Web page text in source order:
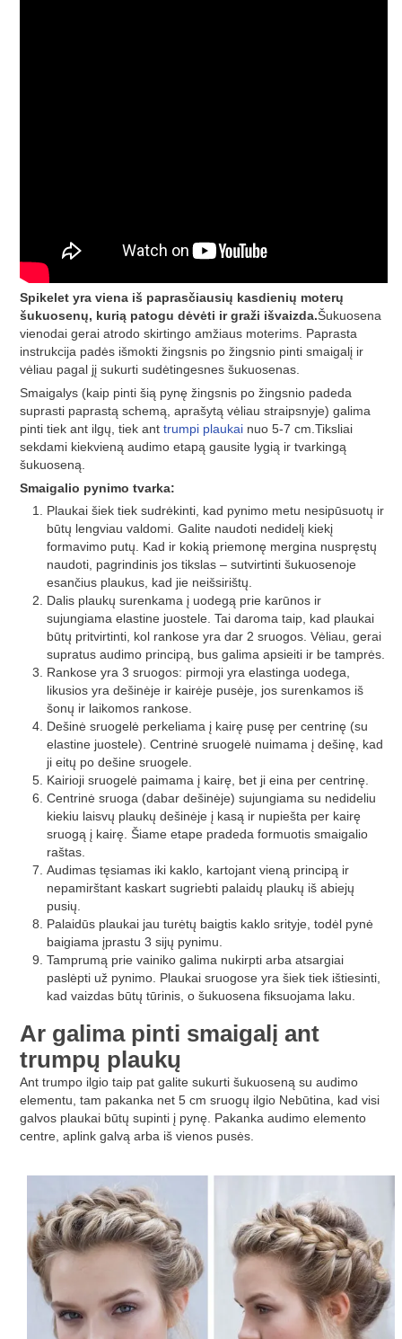
Spikelet yra viena iš paprasčiausių kasdienių moterų
šukuosenų, kurią patogu dėvėti ir graži išvaizda.Šukuosena
vienodai gerai atrodo skirtingo amžiaus moterims. Paprasta
instrukcija padės išmokti žingsnis po žingsnio pinti smaigalį ir
vėliau pagal jį sukurti sudėtingesnes šukuosenas.
Smaigalys (kaip pinti šią pynę žingsnis po žingsnio padeda
suprasti paprastą schemą, aprašytą vėliau straipsnyje) galima
pinti tiek ant ilgų, tiek ant trumpi plaukai nuo 5-7 cm.Tiksliai
sekdami kiekvieną audimo etapą gausite lygią ir tvarkingą
šukuoseną.
Smaigalio pynimo tvarka:
Plaukai šiek tiek sudrėkinti, kad pynimo metu nesipūsuotų ir
būtų lengviau valdomi. Galite naudoti nedidelį kiekį
formavimo putų. Kad ir kokią priemonę mergina nuspręstų
naudoti, pagrindinis jos tikslas – sutvirtinti šukuosenoje
esančius plaukus, kad jie neišsirištų.
Dalis plaukų surenkama į uodegą prie karūnos ir
sujungiama elastine juostele. Tai daroma taip, kad plaukai
būtų pritvirtinti, kol rankose yra dar 2 sruogos. Vėliau, gerai
supratus audimo principą, bus galima apsieiti ir be tamprės.
Rankose yra 3 sruogos: pirmoji yra elastinga uodega,
likusios yra dešinėje ir kairėje pusėje, jos surenkamos iš
šonų ir laikomos rankose.
Dešinė sruogelė perkeliama į kairę pusę per centrinę (su
elastine juostele). Centrinė sruogelė nuimama į dešinę, kad
ji eitų po dešine sruogele.
Kairioji sruogelė paimama į kairę, bet ji eina per centrinę.
Centrinė sruoga (dabar dešinėje) sujungiama su nedideliu
kiekiu laisvų plaukų dešinėje į kasą ir nupiešta per kairę
sruogą į kairę. Šiame etape pradeda formuotis smaigalio
raštas.
Audimas tęsiamas iki kaklo, kartojant vieną principą ir
nepamirštant kaskart sugriebti palaidų plaukų iš abiejų
pusių.
Palaidūs plaukai jau turėtų baigtis kaklo srityje, todėl pynė
baigiama įprastu 3 sijų pynimu.
Tamprumą prie vainiko galima nukirpti arba atsargiai
paslėpti už pynimo. Plaukai sruogose yra šiek tiek ištiesinti,
kad vaizdas būtų tūrinis, o šukuosena fiksuojama laku.
Ar galima pinti smaigalį ant
trumpų plaukų
Ant trumpo ilgio taip pat galite sukurti šukuoseną su audimo
elementu, tam pakanka net 5 cm sruogų ilgio Nebūtina, kad visi
galvos plaukai būtų supinti į pynę. Pakanka audimo elemento
centre, aplink galvą arba iš vienos pusės.